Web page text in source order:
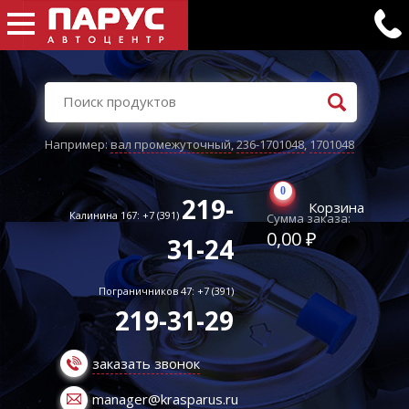
Например:вал промежуточный,236-1701048,1701048
Калинина 167: +7 (391) 219-
31-24
Пограничников 47: +7 (391)
219-31-29
заказать звонок
manager@krasparus.ru
0
Корзина
Сумма заказа:
0,00 ₽